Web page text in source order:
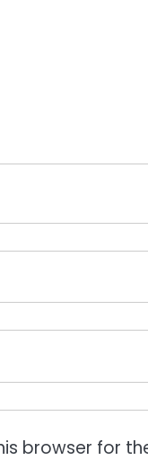
browser for